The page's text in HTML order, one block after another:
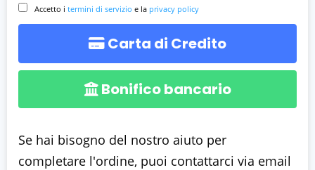
Accetto i termini di servizio e la privacy policy
Carta di Credito
Bonifico bancario
Se hai bisogno del nostro aiuto per
completare l'ordine, puoi contattarci via email